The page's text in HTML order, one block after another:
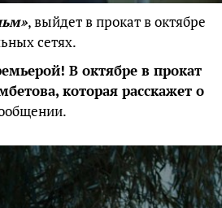
, выйдет в прокат в октябре
сетях.
В октябре в прокат
которая расскажет о